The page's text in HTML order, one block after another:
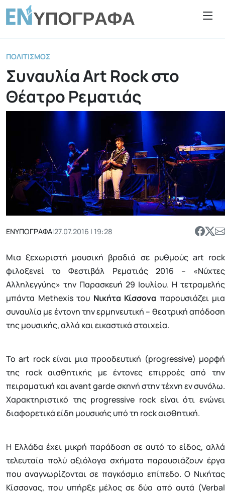
ΠΟΛΙΤΙΣΜΌΣ
Συναυλία Art Rock στο
Θέατρο Ρεματιάς
ΕΝΥΠΟΓΡΑΦΑ|27.07.2016 | 19:28
Μια ξεχωριστή μουσική βραδιά σε ρυθμούς art rock
φιλοξενεί το Φεστιβάλ Ρεματιάς 2016 – «Νύχτες
Αλληλεγγύης» την Παρασκευή 29 Ιουλίου. Η τετραμελής
μπάντα Methexis του Νικήτα Κίσσονα παρουσιάζει μια
συναυλία με έντονη την ερμηνευτική – θεατρική απόδοση
της μουσικής, αλλά και εικαστικά στοιχεία.
Το art rock είναι μια προοδευτική (progressive) μορφή
της rock αισθητικής με έντονες επιρροές από την
πειραματική και avant garde σκηνή στην τέχνη εν συνόλω.
Χαρακτηριστικό της progressive rock είναι ότι ενώνει
διαφορετικά είδη μουσικής υπό τη rock αισθητική.
Η Ελλάδα έχει μικρή παράδοση σε αυτό το είδος, αλλά
τελευταία πολύ αξιόλογα σχήματα παρουσιάζουν έργα
που αναγνωρίζονται σε παγκόσμιο επίπεδο. Ο Νικήτας
Κίσσονας, που υπήρξε μέλος σε δύο από αυτά (Verbal